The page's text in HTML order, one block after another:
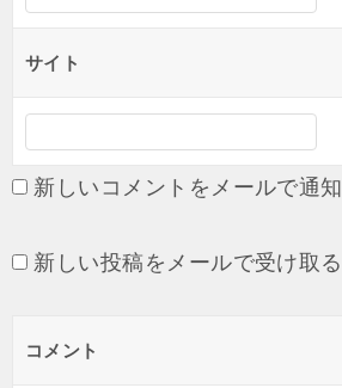
サイト
新しいコメントをメールで通知
新しい投稿をメールで受け取る
コメント